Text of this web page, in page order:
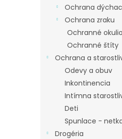
Ochrana
Ochrana zraku
Ochranné
Ochranné štíty
Ochrana a
Odevy a obuv
Inkontinencia
Intímna
Deti
Spunlace -
Drogéria